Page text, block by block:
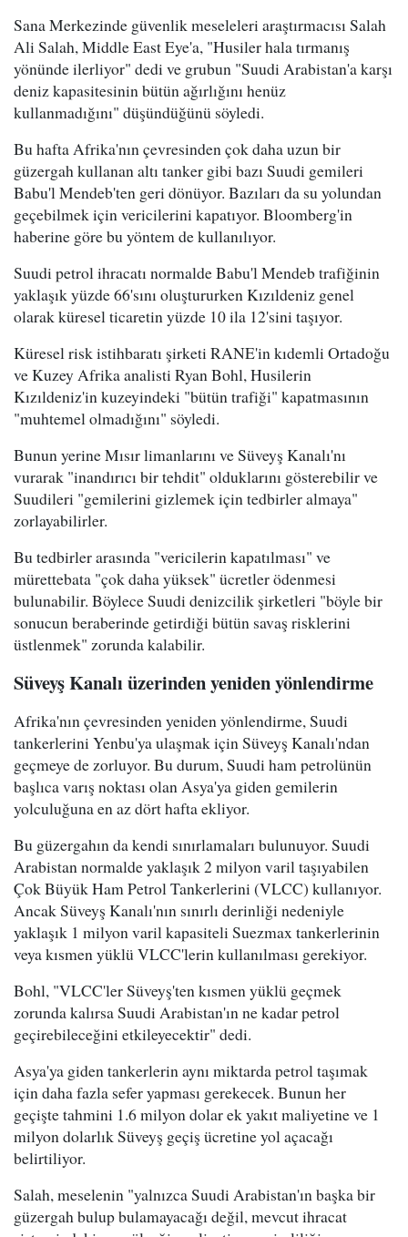
Sana Merkezinde güvenlik meseleleri araştırmacısı Salah
Ali Salah, Middle East Eye'a, "Husiler hala tırmanış
yönünde ilerliyor" dedi ve grubun "Suudi Arabistan'a karşı
deniz kapasitesinin bütün ağırlığını henüz
kullanmadığını" düşündüğünü söyledi.
Bu hafta Afrika'nın çevresinden çok daha uzun bir
güzergah kullanan altı tanker gibi bazı Suudi gemileri
Babu'l Mendeb'ten geri dönüyor. Bazıları da su yolundan
geçebilmek için vericilerini kapatıyor. Bloomberg'in
haberine göre bu yöntem de kullanılıyor.
Suudi petrol ihracatı normalde Babu'l Mendeb trafiğinin
yaklaşık yüzde 66'sını oluştururken Kızıldeniz genel
olarak küresel ticaretin yüzde 10 ila 12'sini taşıyor.
Küresel risk istihbaratı şirketi RANE'in kıdemli Ortadoğu
ve Kuzey Afrika analisti Ryan Bohl, Husilerin
Kızıldeniz'in kuzeyindeki "bütün trafiği" kapatmasının
"muhtemel olmadığını" söyledi.
Bunun yerine Mısır limanlarını ve Süveyş Kanalı'nı
vurarak "inandırıcı bir tehdit" olduklarını gösterebilir ve
Suudileri "gemilerini gizlemek için tedbirler almaya"
zorlayabilirler.
Bu tedbirler arasında "vericilerin kapatılması" ve
mürettebata "çok daha yüksek" ücretler ödenmesi
bulunabilir. Böylece Suudi denizcilik şirketleri "böyle bir
sonucun beraberinde getirdiği bütün savaş risklerini
üstlenmek" zorunda kalabilir.
Süveyş Kanalı üzerinden yeniden yönlendirme
Afrika'nın çevresinden yeniden yönlendirme, Suudi
tankerlerini Yenbu'ya ulaşmak için Süveyş Kanalı'ndan
geçmeye de zorluyor. Bu durum, Suudi ham petrolünün
başlıca varış noktası olan Asya'ya giden gemilerin
yolculuğuna en az dört hafta ekliyor.
Bu güzergahın da kendi sınırlamaları bulunuyor. Suudi
Arabistan normalde yaklaşık 2 milyon varil taşıyabilen
Çok Büyük Ham Petrol Tankerlerini (VLCC) kullanıyor.
Ancak Süveyş Kanalı'nın sınırlı derinliği nedeniyle
yaklaşık 1 milyon varil kapasiteli Suezmax tankerlerinin
veya kısmen yüklü VLCC'lerin kullanılması gerekiyor.
Bohl, "VLCC'ler Süveyş'ten kısmen yüklü geçmek
zorunda kalırsa Suudi Arabistan'ın ne kadar petrol
geçirebileceğini etkileyecektir" dedi.
Asya'ya giden tankerlerin aynı miktarda petrol taşımak
için daha fazla sefer yapması gerekecek. Bunun her
geçişte tahmini 1.6 milyon dolar ek yakıt maliyetine ve 1
milyon dolarlık Süveyş geçiş ücretine yol açacağı
belirtiliyor.
Salah, meselenin "yalnızca Suudi Arabistan'ın başka bir
güzergah bulup bulamayacağı değil, mevcut ihracat